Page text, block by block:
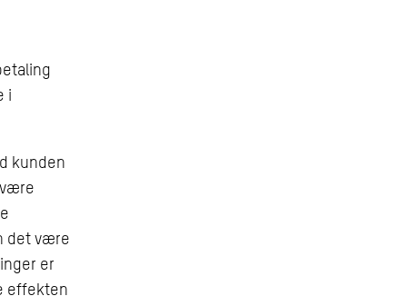
i
kunden
det være
er
effekten